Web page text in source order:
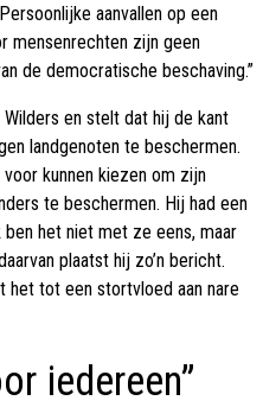
aanvallen op een
mensenrechten zijn geen
de democratische beschaving.”
en stelt dat hij de kant
landgenoten te beschermen.
kunnen kiezen om zijn
te beschermen. Hij had een
ben het niet met ze eens, maar
plaatst hij zo’n bericht.
het tot een stortvloed aan nare
iedereen”